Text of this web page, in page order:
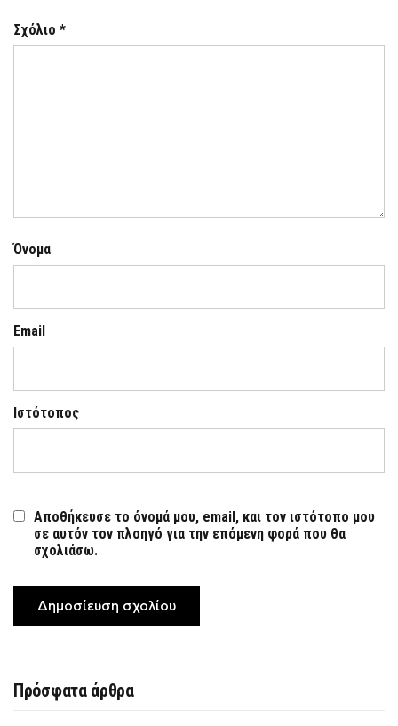
Σχόλιο *
Όνομα
Email
Ιστότοπος
Αποθήκευσε το όνομά μου, email, και τον ιστότοπο μου
σε αυτόν τον πλοηγό για την επόμενη φορά που θα
σχολιάσω.
Πρόσφατα άρθρα